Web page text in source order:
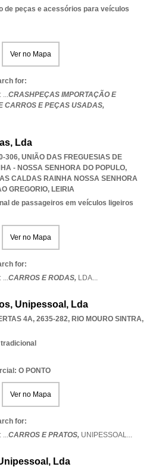
de peças e acessórios para veículos
Ver no Mapa
for:
...CRASHPEÇAS IMPORTAÇÃO E
CARROS E PEÇAS USADAS,
Lda
306, UNIÃO DAS FREGUESIAS DE
- NOSSA SENHORA DO POPULO,
CALDAS RAINHA NOSSA SENHORA
GREGORIO, LEIRIA
de passageiros em veículos ligeiros
Ver no Mapa
for:
...CARROS E RODAS, LDA...
Unipessoal, Lda
4A, 2635-282, RIO MOURO SINTRA,
O PONTO
Ver no Mapa
for:
...CARROS E PRATOS, UNIPESSOAL...
Lda